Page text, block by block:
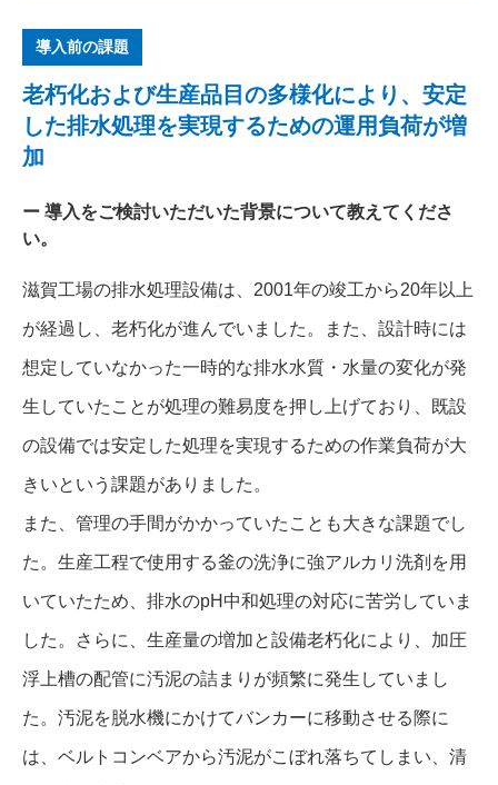
導入前の課題
老朽化および生産品目の多様化により、安定
した排水処理を実現するための運用負荷が増
加
導入をご検討いただいた背景について教えてくださ
い。
滋賀工場の排水処理設備は、2001年の竣工から20年以上
が経過し、老朽化が進んでいました。また、設計時には
想定していなかった一時的な排水水質・水量の変化が発
生していたことが処理の難易度を押し上げており、既設
の設備では安定した処理を実現するための作業負荷が大
きいという課題がありました。
また、管理の手間がかかっていたことも大きな課題でし
た。生産工程で使用する釜の洗浄に強アルカリ洗剤を用
いていたため、排水のpH中和処理の対応に苦労していま
した。さらに、生産量の増加と設備老朽化により、加圧
浮上槽の配管に汚泥の詰まりが頻繁に発生していまし
た。汚泥を脱水機にかけてバンカーに移動させる際に
は、ベルトコンベアから汚泥がこぼれ落ちてしまい、清